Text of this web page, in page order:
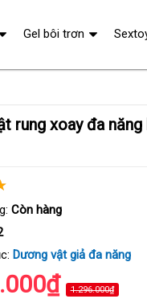
Còn hàng
Dương vật giả đa năng
1.296.000₫
Gel bôi trơn